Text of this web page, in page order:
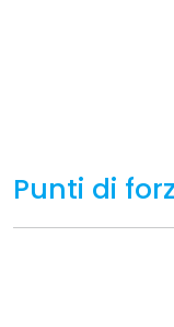
Punti di